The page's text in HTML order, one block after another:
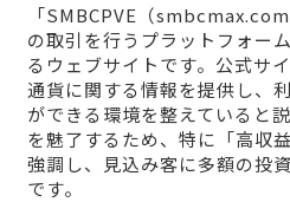
「SMBCPVE（
の取引を行うプラットフォー
るウェブサイトです。公式サ
通貨に関する情報を提供し、
ができる環境を整えていると
を魅了するため、特に「高収
強調し、見込み客に多額の投
です。